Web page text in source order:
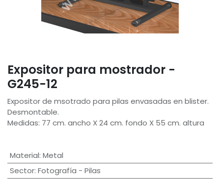
Expositor para mostrador -
G245-12
Expositor de msotrado para pilas envasadas en blister.
Desmontable.
Medidas: 77 cm. ancho X 24 cm. fondo X 55 cm. altura
Material: Metal
Sector: Fotografía - Pilas